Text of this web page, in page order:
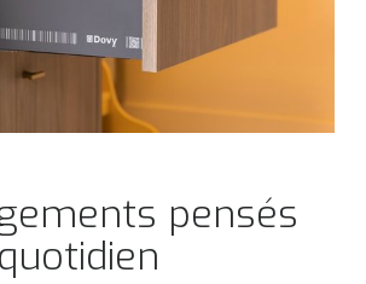
pensés